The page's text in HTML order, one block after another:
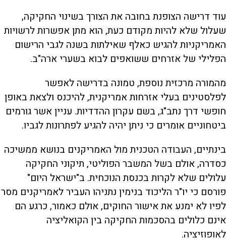
עוד דרישה הצופנת בחובה את הצורך בשינוי החקיקה,
שעלול שלא להיות מקודם כעת, הוא מתן אפשרות לרשויות
האמריקניות להגיש כאלף שאילתות בשנה לגבי הרישום
הפלילי של אזרחים ששואפים לבוא בשערי ארה"ב.
מהמורה מרכזית נוספת, טמונה בדרישה לאפשר
לפלסטינים בעלי אזרחות אמריקנית, להיכנס ולצאת באופן
חופשי דרך נתב"ג, בשם עקרון ההדדיות. עניין אשר גורמים
ביטחוניים אומרים כי ניתן יהיה להגיע לפתרונות לגביו.
בינתיים, העבודה הטכנית מול האמריקנים בנושא ממשיכה
כסדרה, אולם בשל המשבר הפוליטי, תיקוני החקיקה
עלולים שלא לקרות בכנסת הנוכחית. ב"ישראל היום"
פורסם כי יו"ר הליכוד בנימין נתניהו העביר לאמריקנים מסר
לפיו לא ימנע את אישור החוקים, אולם כאמור, כרגע הם
אינם כלולים בהסכמות החקיקה בין הקואליציה
לאופוזיציה.